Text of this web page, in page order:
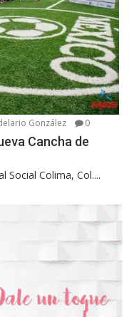
González 0
Cancha de
Social Colima, Col....